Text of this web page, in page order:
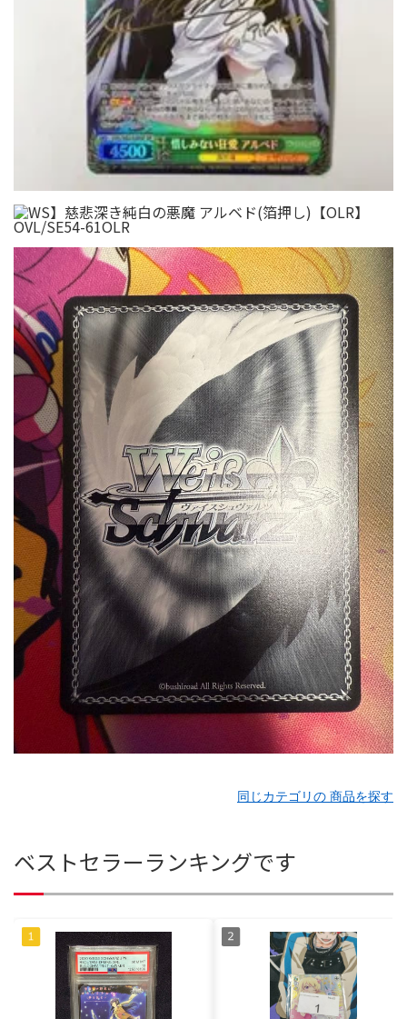
同じカテゴリの 商品を探す
ベストセラーランキングです